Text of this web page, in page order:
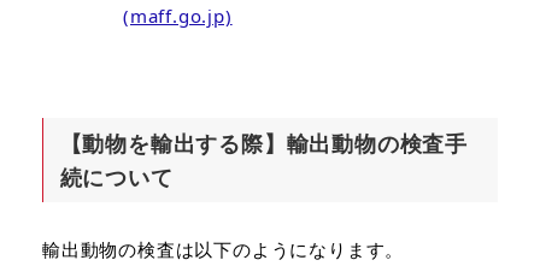
(maff.go.jp)
【動物を輸出する際】輸出動物の検査手
続について
輸出動物の検査は以下のようになります。